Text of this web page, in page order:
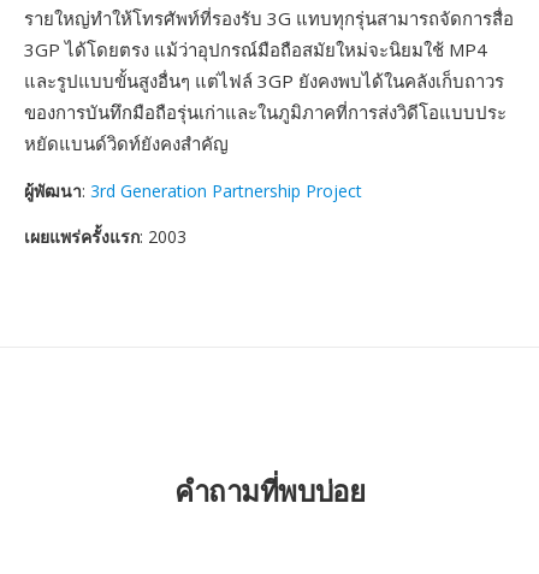
รายใหญ่ทำให้โทรศัพท์ที่รองรับ 3G แทบทุกรุ่นสามารถจัดการสื่อ
3GP ได้โดยตรง แม้ว่าอุปกรณ์มือถือสมัยใหม่จะนิยมใช้ MP4
และรูปแบบขั้นสูงอื่นๆ แต่ไฟล์ 3GP ยังคงพบได้ในคลังเก็บถาวร
ของการบันทึกมือถือรุ่นเก่าและในภูมิภาคที่การส่งวิดีโอแบบประ
หยัดแบนด์วิดท์ยังคงสำคัญ
ผู้พัฒนา: 3rd Generation Partnership Project
เผยแพร่ครั้งแรก: 2003
คำถามที่พบบ่อย